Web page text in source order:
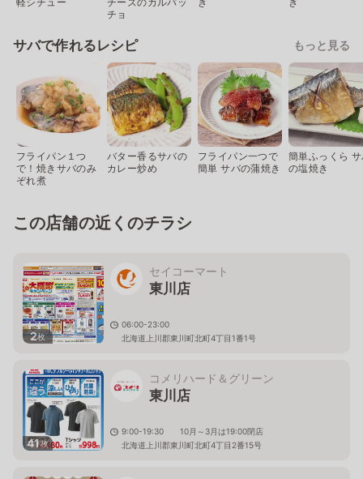
チョ
サバで作れるレシピ もっと見る
フライパン１つ
で！焼きサバのみ
ぞれ煮
バター香るサバの
カレー炒め
フライパン一つで
簡単 サバの蒲焼き
簡単ふっくら
の塩焼き
この店舗の近くのチラシ
2枚
セイコーマート
東川店
06:00-23:00
北海道上川郡東川町北町4丁目1番1号
41枚
コメリハード＆グリーン
東川店
9:00-19:30 10月～3月は19:00閉店
北海道上川郡東川町北町4丁目2番15号